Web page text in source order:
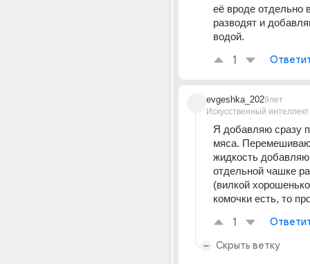
её вроде отдельно
разводят и
водой.
1
evgeshka_202
Искусственный интеллект
9лет
Я добавляю сразу
мяса.
жидкость
отдельной чашке
(вилкой
комочки есть, то
1
Скрыть ветку